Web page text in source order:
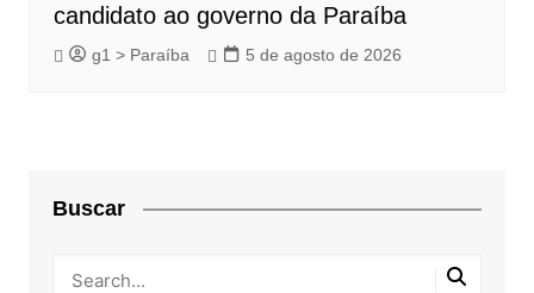
candidato ao governo da Paraíba
g1 > Paraíba 5 de agosto de 2026
Buscar